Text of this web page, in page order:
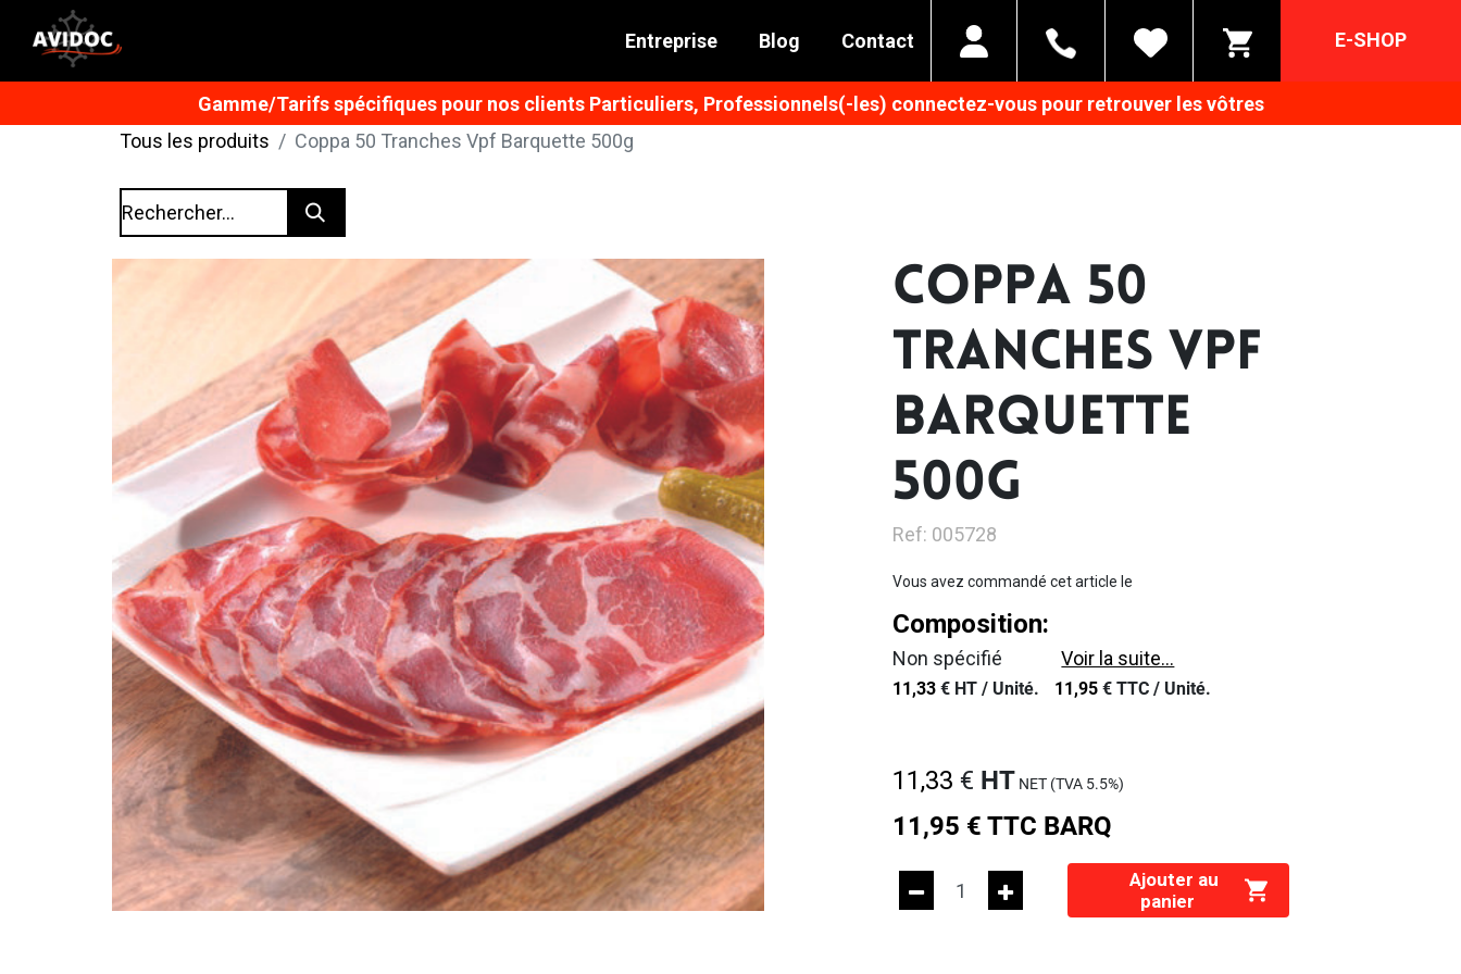
Entreprise Blog Contact E-SHOP
Gamme/Tarifs spécifiques pour nos clients Particuliers, Professionnels(-les) connectez-vous pour retrouver les vôtres
Tous les produits
Coppa 50 Tranches Vpf Barquette 500g
COPPA 50
TRANCHES VPF
BARQUETTE
500G
Ref: 005728
Vous avez commandé cet article le
Composition:
Non spécifié Voir la suite...
11,33 € HT / Unité. 11,95 € TTC / Unité.
11,33 € HT NET (TVA 5.5%)
11,95 € TTC BARQ
Ajouter au
panier